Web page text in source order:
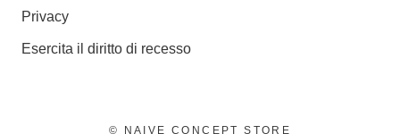
Privacy
Esercita il diritto di recesso
© NAIVE CONCEPT STORE